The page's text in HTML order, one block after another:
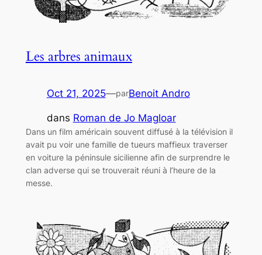
Les arbres animaux
Oct 21, 2025—parBenoit Andro
dans Roman de Jo Magloar
Dans un film américain souvent diffusé à la télévision il
avait pu voir une famille de tueurs maffieux traverser
en voiture la péninsule sicilienne afin de surprendre le
clan adverse qui se trouverait réuni à l’heure de la
messe.